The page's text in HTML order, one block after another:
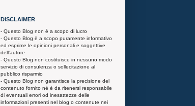
DISCLAIMER
- Questo Blog non è a scopo di lucro
- Questo Blog è a scopo puramente informativo
ed esprime le opinioni personali e soggettive
dell'autore
- Questo Blog non costituisce in nessuno modo
servizio di consulenza o sollecitazione al
pubblico risparmio
- Questo Blog non garantisce la precisione del
contenuto fornito nè è da ritenersi responsabile
di eventuali errori od inesattezze delle
informazioni presenti nel blog o contenute nei